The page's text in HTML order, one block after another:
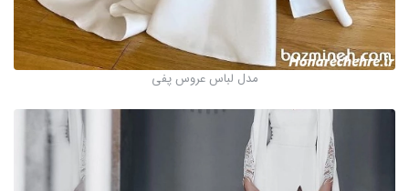
مدل لباس عروس پفی